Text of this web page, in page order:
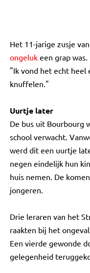
Het 11-jarige zusje
ongeluk een grap
"Ik vond het echt heel
knuffelen."
Uurtje later
De bus uit Bourbourg
school verwacht.
werd dit een uurtje
negen eindelijk hun
huis nemen. De
jongeren.
Drie leraren van het
raakten bij het
Een vierde gewonde
gelegenheid